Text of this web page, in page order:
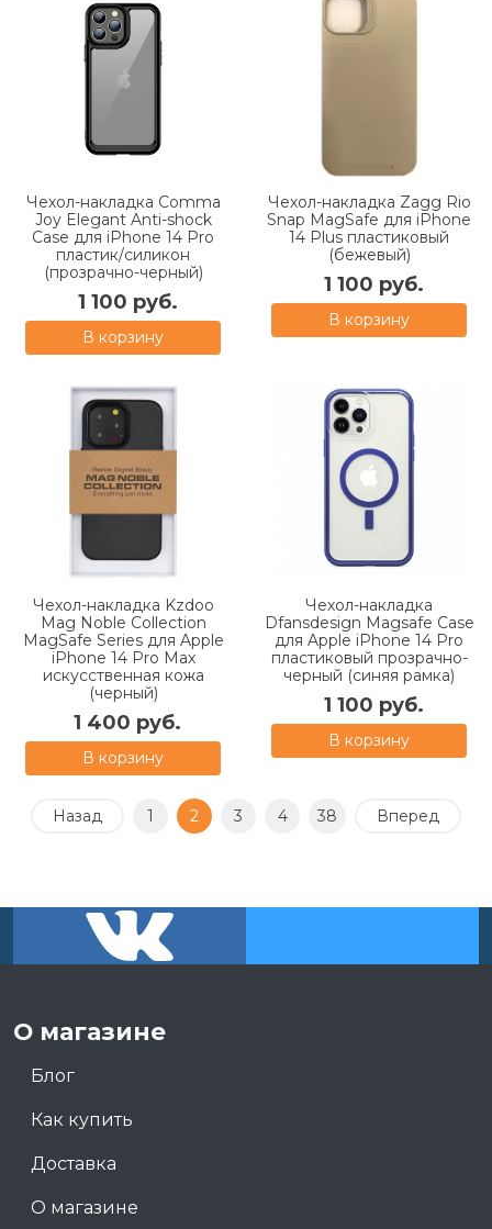
Чехол-накладка Comma
Joy Elegant Anti-shock
Case для iPhone 14 Pro
пластик/силикон
(прозрачно-черный)
1 100 руб.
В корзину
Чехол-накладка Zagg Rio
Snap MagSafe для iPhone
14 Plus пластиковый
(бежевый)
1 100 руб.
В корзину
Чехол-накладка Kzdoo
Mag Noble Collection
MagSafe Series для Apple
iPhone 14 Pro Max
искусcтвенная кожа
(черный)
1 400 руб.
В корзину
Чехол-накладка
Dfansdesign Magsafe Case
для Apple iPhone 14 Pro
пластиковый прозрачно-
черный (синяя рамка)
1 100 руб.
В корзину
Назад 1 2 3 4 38 Вперед
О магазине
Блог
Как купить
Доставка
О магазине